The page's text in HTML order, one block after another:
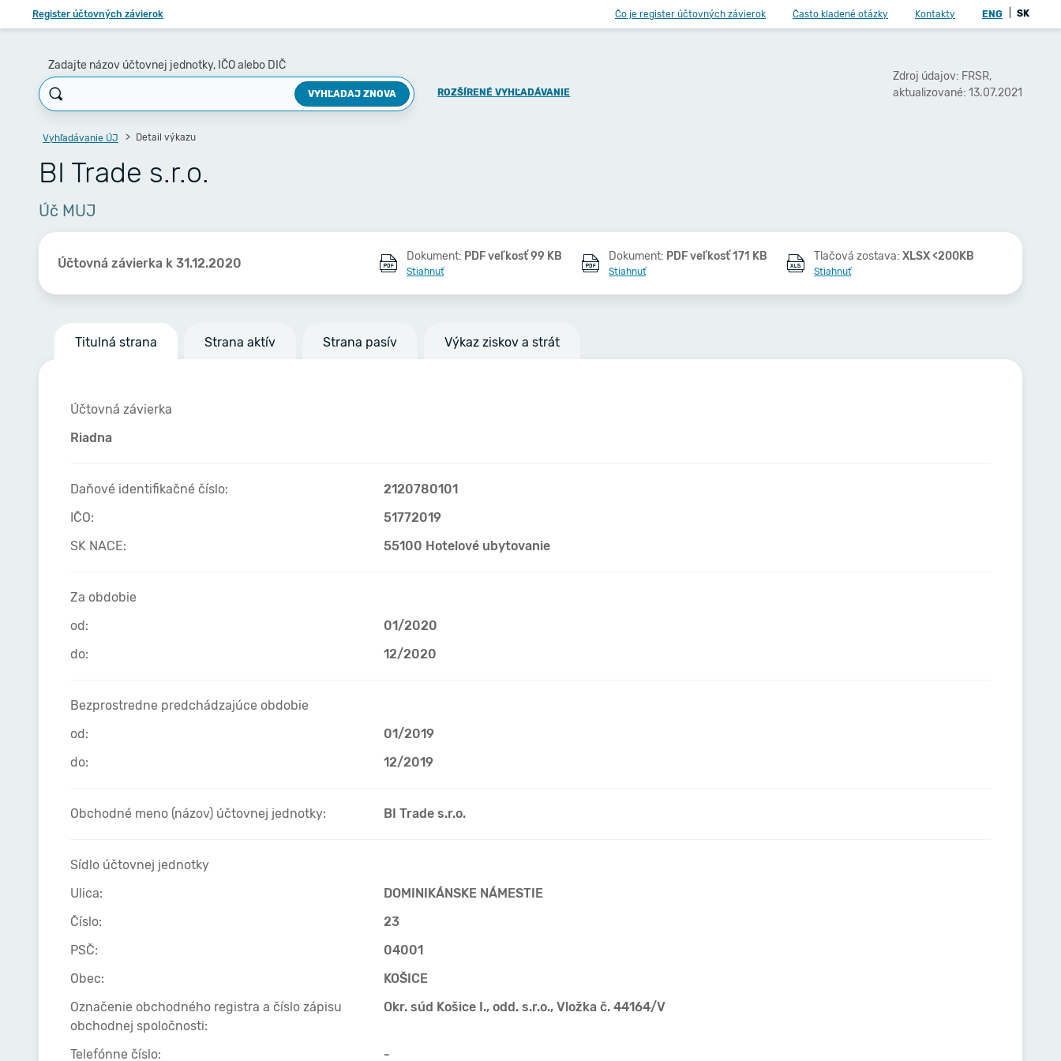
Register účtovných závierok Čo je register účtovných závierok Často kladené otázky Kontakty ENG SK
Zadajte názov účtovnej jednotky, IČO alebo DIČ
VYHĽADAJ ZNOVA ROZŠÍRENÉ VYHĽADÁVANIE
Zdroj údajov: FRSR,
aktualizované: 13.07.2021
Vyhľadávanie ÚJ Detail výkazu
BI Trade s.r.o.
Úč MUJ
Účtovná závierka k 31.12.2020 Dokument: PDF veľkosť 99 KB
Stiahnuť
Dokument: PDF veľkosť 171 KB
Stiahnuť
Tlačová zostava:XLSX <200KB
Stiahnuť
Titulná strana Strana aktív Strana pasív Výkaz ziskov a strát
Účtovná závierka
Riadna
Daňové identifikačné číslo:
2120780101
IČO:
51772019
SK NACE:
55100 Hotelové ubytovanie
Za obdobie
od:
01/2020
do:
12/2020
Bezprostredne predchádzajúce obdobie
od:
01/2019
do:
12/2019
Obchodné meno (názov) účtovnej jednotky: BI Trade s.r.o.
Sídlo účtovnej jednotky
Ulica:
DOMINIKÁNSKE NÁMESTIE
Číslo:
23
PSČ:
04001
Obec:
KOŠICE
Označenie obchodného registra a číslo zápisu
obchodnej spoločnosti:
Okr. súd Košice I., odd. s.r.o., Vložka č. 44164/V
Telefónne číslo: -